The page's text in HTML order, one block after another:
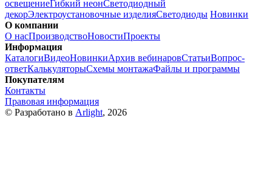
освещениеГибкий неонСветодиодный
декорЭлектроустановочные изделияСветодиоды Новинки
О компании
О насПроизводствоНовостиПроекты
Информация
КаталогиВидеоНовинкиАрхив вебинаровСтатьиВопрос-
ответКалькуляторыСхемы монтажаФайлы и программы
Покупателям
Контакты
Правовая информация
© Разработано в Arlight, 2026